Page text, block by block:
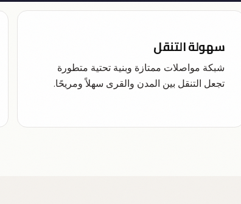
سهولة التنقل
شبكة مواصلات ممتازة وبنية تحتية متطورة
تجعل التنقل بين المدن والقرى سهلاً ومريحًا.